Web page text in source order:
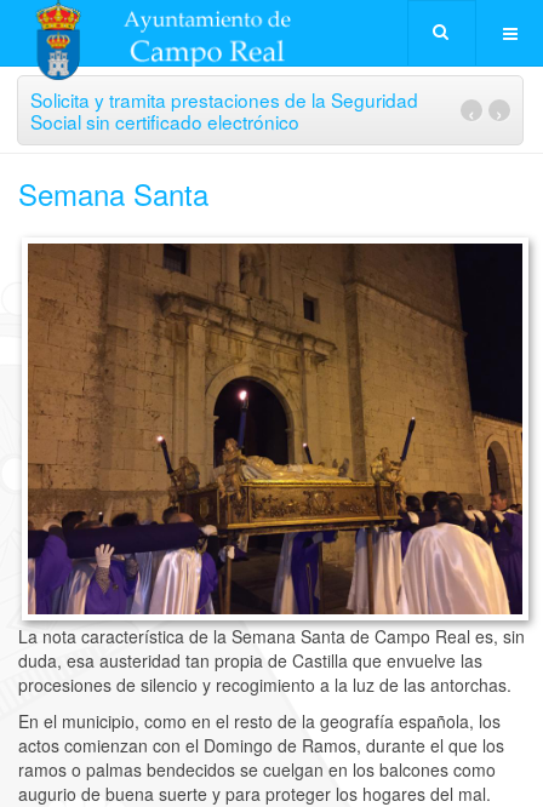
Solicita y tramita prestaciones de la Seguridad
Social sin certificado electrónico
›
‹
Semana Santa
La nota característica de la Semana Santa de Campo Real es, sin
duda, esa austeridad tan propia de Castilla que envuelve las
procesiones de silencio y recogimiento a la luz de las antorchas.
En el municipio, como en el resto de la geografía española, los
actos comienzan con el Domingo de Ramos, durante el que los
ramos o palmas bendecidos se cuelgan en los balcones como
augurio de buena suerte y para proteger los hogares del mal.